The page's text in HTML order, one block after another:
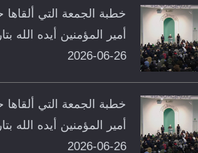
خطبة الجمعة التي
أمير المؤمنين أيده الله
26-06-2026
خطبة الجمعة التي
أمير المؤمنين أيده الله
26-06-2026